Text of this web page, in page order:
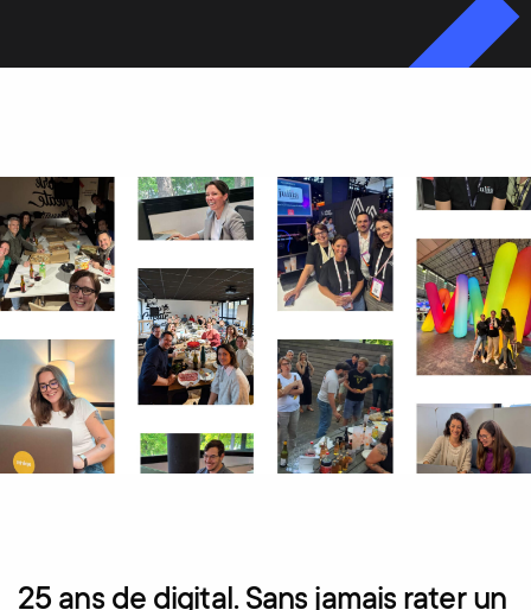
25 ans de digital. Sans jamais rater un